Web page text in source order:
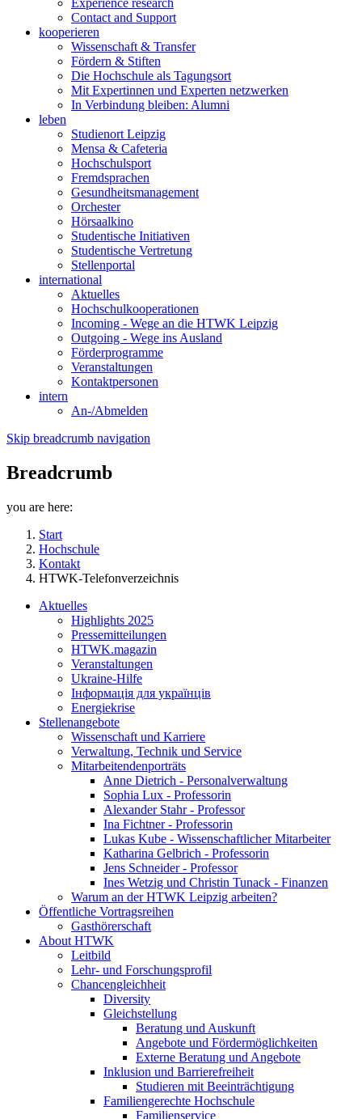
Experience research
Contact and Support
kooperieren
Wissenschaft & Transfer
Fördern & Stiften
Die Hochschule als Tagungsort
Mit Expertinnen und Experten netzwerken
In Verbindung bleiben: Alumni
leben
Studienort Leipzig
Mensa & Cafeteria
Hochschulsport
Fremdsprachen
Gesundheitsmanagement
Orchester
Hörsaalkino
Studentische Initiativen
Studentische Vertretung
Stellenportal
international
Aktuelles
Hochschulkooperationen
Incoming - Wege an die HTWK Leipzig
Outgoing - Wege ins Ausland
Förderprogramme
Veranstaltungen
Kontaktpersonen
intern
An-/Abmelden
Skip breadcrumb navigation
Breadcrumb
you are here:
Start
Hochschule
Kontakt
HTWK-Telefonverzeichnis
Aktuelles
Highlights 2025
Pressemitteilungen
HTWK.magazin
Veranstaltungen
Ukraine-Hilfe
Інформація для українців
Energiekrise
Stellenangebote
Wissenschaft und Karriere
Verwaltung, Technik und Service
Mitarbeitendenporträts
Anne Dietrich - Personalverwaltung
Sophia Lux - Professorin
Alexander Stahr - Professor
Ina Fichtner - Professorin
Lukas Kube - Wissenschaftlicher Mitarbeiter
Katharina Gelbrich - Professorin
Jens Schneider - Professor
Ines Wetzig und Christin Tunack - Finanzen
Warum an der HTWK Leipzig arbeiten?
Öffentliche Vortragsreihen
Gasthörerschaft
About HTWK
Leitbild
Lehr- und Forschungsprofil
Chancengleichheit
Diversity
Gleichstellung
Beratung und Auskunft
Angebote und Fördermöglichkeiten
Externe Beratung und Angebote
Inklusion und Barrierefreiheit
Studieren mit Beeinträchtigung
Familiengerechte Hochschule
Familienservice